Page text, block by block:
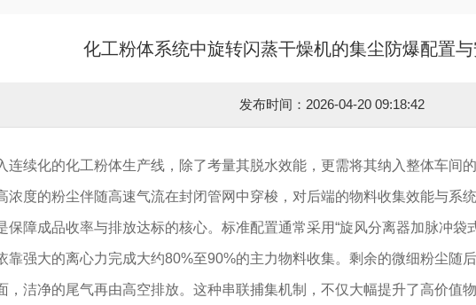
化工粉体系统中旋转闪蒸干燥机的集尘防爆配置与
发布时间：2026-04-20 09:18:42
连续化的化工粉体生产线，除了考量其脱水效能，更需将其纳入整体车间
浓度的粉尘伴随高速气流在封闭管网中穿梭，对后端的物料收集效能与系
保障成品收率与排放达标的核心。标准配置通常采用“旋风分离器加脉冲袋
靠强大的离心力完成大约80%至90%的主力物料收集。剩余的微细粉尘随
，洁净的尾气再由高空排放。这种串联捕集机制，不仅大幅提升了高价值